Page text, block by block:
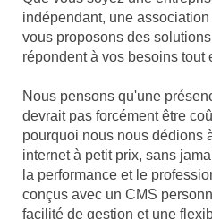
indépendant, une
vous proposons des
répondent à vos besoins tout
Nous pensons qu'une
devrait pas forcément être
pourquoi nous nous dédions
internet à petit prix, sans
la performance et le
conçus avec un CMS
facilité de gestion et une